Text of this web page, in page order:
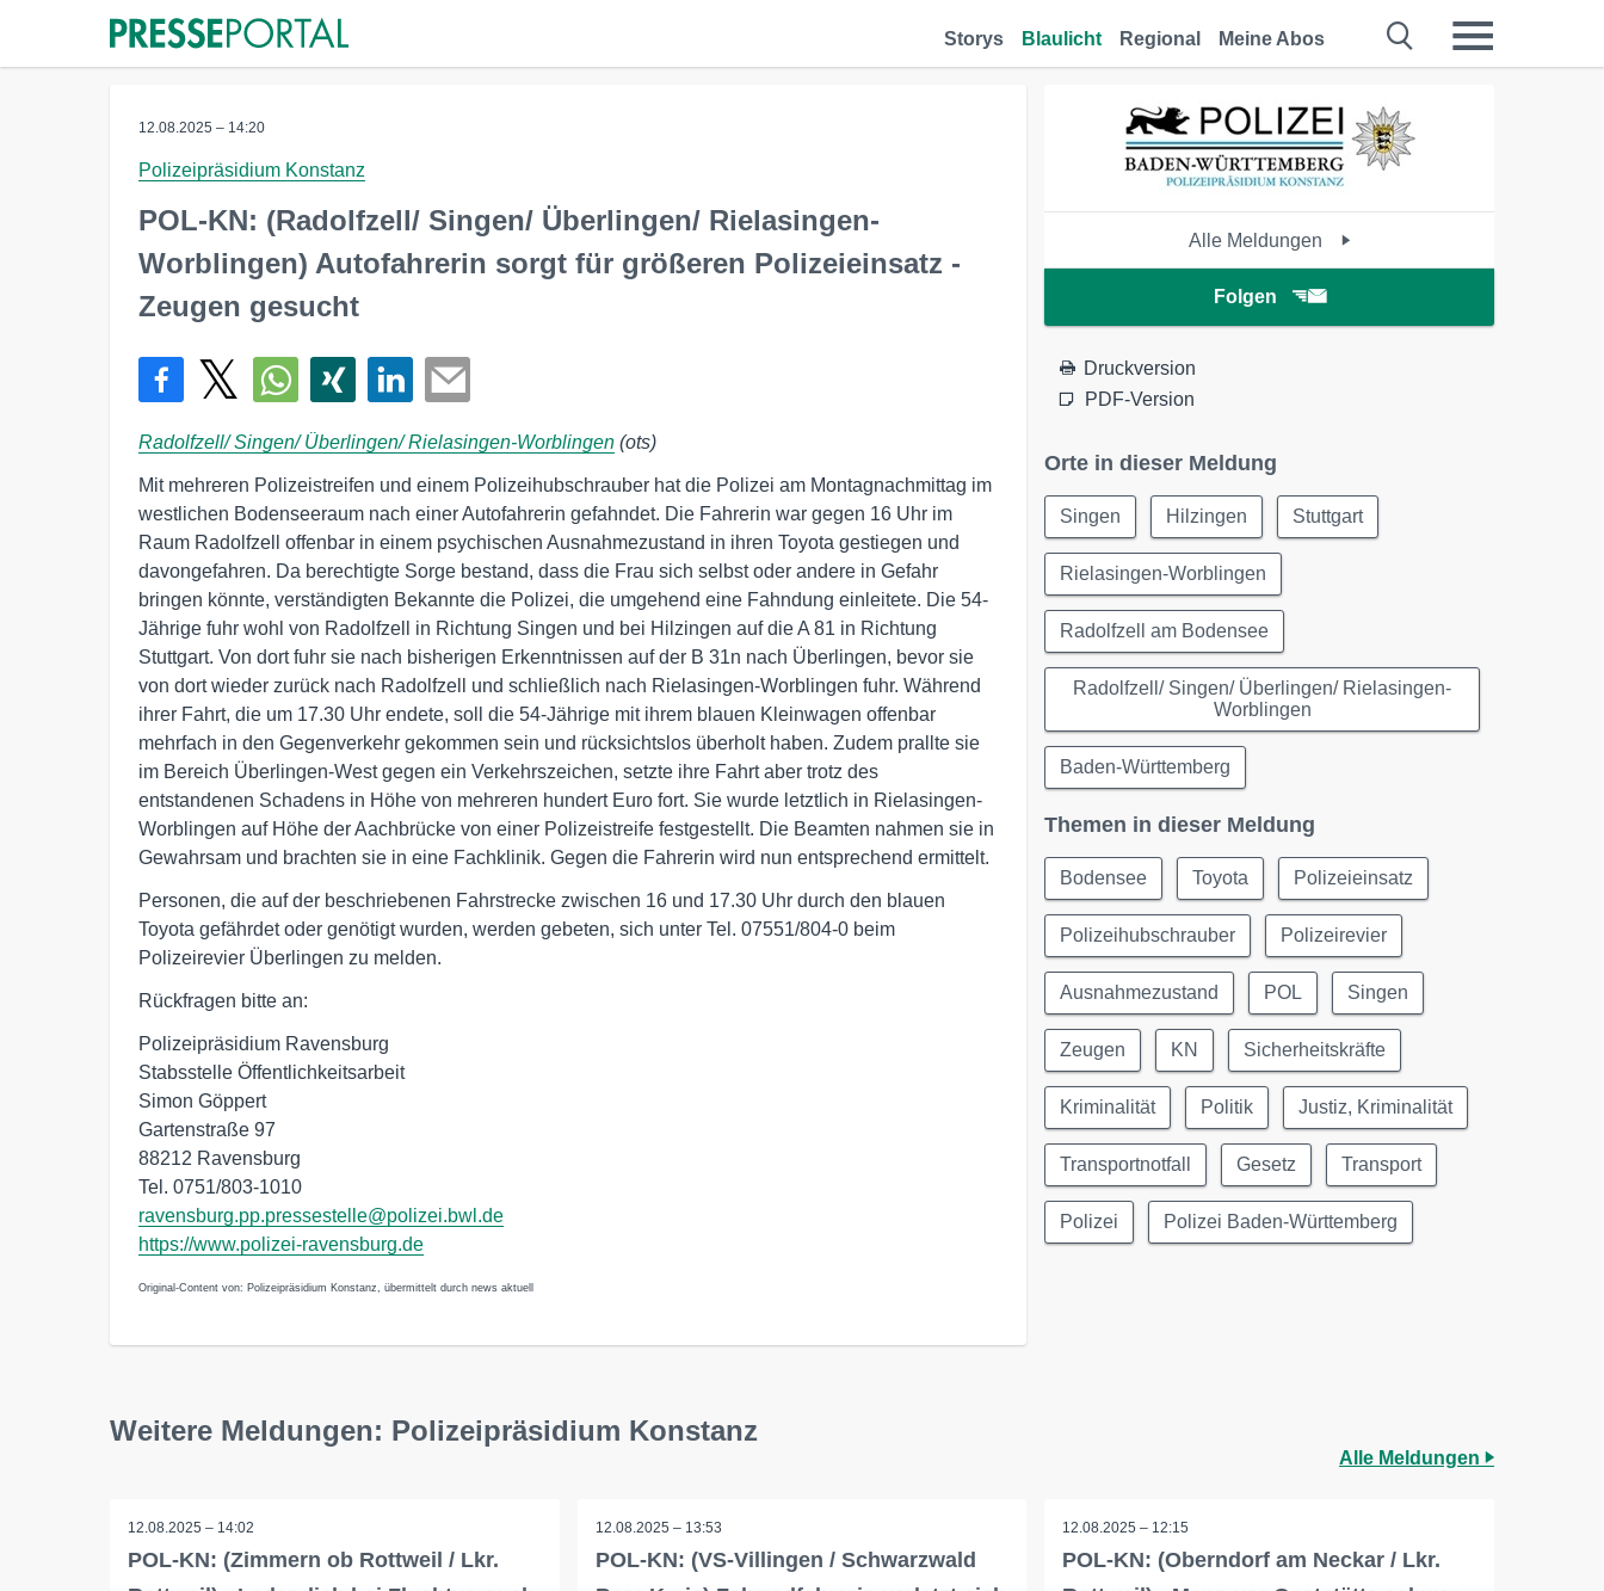
Storys Blaulicht Regional Meine Abos
12.08.2025 – 14:20
Polizeipräsidium Konstanz
POL-KN: (Radolfzell/ Singen/ Überlingen/ Rielasingen-
Worblingen) Autofahrerin sorgt für größeren Polizeieinsatz -
Zeugen gesucht
Radolfzell/ Singen/ Überlingen/ Rielasingen-Worblingen (ots)
Mit mehreren Polizeistreifen und einem Polizeihubschrauber hat die Polizei am Montagnachmittag im
westlichen Bodenseeraum nach einer Autofahrerin gefahndet. Die Fahrerin war gegen 16 Uhr im
Raum Radolfzell offenbar in einem psychischen Ausnahmezustand in ihren Toyota gestiegen und
davongefahren. Da berechtigte Sorge bestand, dass die Frau sich selbst oder andere in Gefahr
bringen könnte, verständigten Bekannte die Polizei, die umgehend eine Fahndung einleitete. Die 54-
Jährige fuhr wohl von Radolfzell in Richtung Singen und bei Hilzingen auf die A 81 in Richtung
Stuttgart. Von dort fuhr sie nach bisherigen Erkenntnissen auf der B 31n nach Überlingen, bevor sie
von dort wieder zurück nach Radolfzell und schließlich nach Rielasingen-Worblingen fuhr. Während
ihrer Fahrt, die um 17.30 Uhr endete, soll die 54-Jährige mit ihrem blauen Kleinwagen offenbar
mehrfach in den Gegenverkehr gekommen sein und rücksichtslos überholt haben. Zudem prallte sie
im Bereich Überlingen-West gegen ein Verkehrszeichen, setzte ihre Fahrt aber trotz des
entstandenen Schadens in Höhe von mehreren hundert Euro fort. Sie wurde letztlich in Rielasingen-
Worblingen auf Höhe der Aachbrücke von einer Polizeistreife festgestellt. Die Beamten nahmen sie in
Gewahrsam und brachten sie in eine Fachklinik. Gegen die Fahrerin wird nun entsprechend ermittelt.
Personen, die auf der beschriebenen Fahrstrecke zwischen 16 und 17.30 Uhr durch den blauen
Toyota gefährdet oder genötigt wurden, werden gebeten, sich unter Tel. 07551/804-0 beim
Polizeirevier Überlingen zu melden.
Rückfragen bitte an:
Polizeipräsidium Ravensburg
Stabsstelle Öffentlichkeitsarbeit
Simon Göppert
Gartenstraße 97
88212 Ravensburg
Tel. 0751/803-1010
ravensburg.pp.pressestelle@polizei.bwl.de
https://www.polizei-ravensburg.de
Original-Content von: Polizeipräsidium Konstanz, übermittelt durch news aktuell
Alle Meldungen
Folgen
Druckversion
PDF-Version
Orte in dieser Meldung
Singen Hilzingen Stuttgart
Rielasingen-Worblingen
Radolfzell am Bodensee
Radolfzell/ Singen/ Überlingen/ Rielasingen-
Worblingen
Baden-Württemberg
Themen in dieser Meldung
Bodensee Toyota Polizeieinsatz
Polizeihubschrauber Polizeirevier
Ausnahmezustand POL Singen
Zeugen KN Sicherheitskräfte
Kriminalität Politik Justiz, Kriminalität
Transportnotfall Gesetz Transport
Polizei Polizei Baden-Württemberg
Weitere Meldungen: Polizeipräsidium Konstanz
Alle Meldungen
12.08.2025 – 14:02
POL-KN: (Zimmern ob Rottweil / Lkr.
12.08.2025 – 13:53
POL-KN: (VS-Villingen / Schwarzwald
12.08.2025 – 12:15
POL-KN: (Oberndorf am Neckar / Lkr.